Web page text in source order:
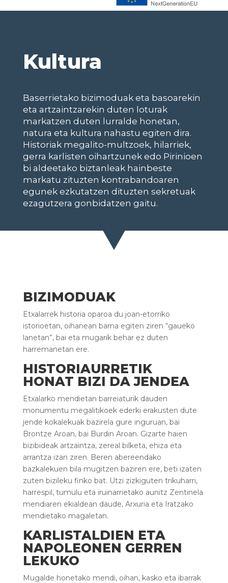
Kultura
Baserrietako bizimoduak eta basoarekin
eta artzaintzarekin duten loturak
markatzen duten lurralde honetan,
natura eta kultura nahastu egiten dira.
Historiak megalito-multzoek, hilarriek,
gerra karlisten oihartzunek edo Pirinioen
bi aldeetako biztanleak hainbeste
markatu zituzten kontrabandoaren
egunek ezkutatzen dituzten sekretuak
ezagutzera gonbidatzen gaitu.
BIZIMODUAK
Etxalarrek historia oparoa du joan-etorriko
istorioetan, oihanean barna egiten ziren “gaueko
lanetan”, bai eta mugarik behar ez duten
harremanetan ere.
HISTORIAURRETIK
HONAT BIZI DA JENDEA
Etxalarko mendietan barreiaturik dauden
monumentu megalitikoek ederki erakusten dute
jende kokalekuak bazirela gure inguruan, bai
Brontze Aroan, bai Burdin Aroan. Gizarte haien
bizibideak artzaintza, zereal bilketa, ehiza eta
arrantza izan ziren. Beren abereendako
bazkalekuen bila mugitzen baziren ere, beti izaten
zuten bizileku finko bat. Utzi zizkiguten trikuharri,
harrespil, tumulu eta iruinarrietako aunitz Zentinela
mendiaren ekialdean daude, Arxuria eta Iratzako
mendietako magaletan.
KARLISTALDIEN ETA
NAPOLEONEN GERREN
LEKUKO
Mugalde honetako mendi, oihan, kasko eta ibarrak